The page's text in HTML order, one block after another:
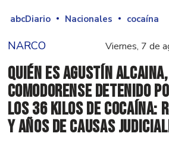
abcDiario Nacionales cocaína
NARCO Viernes, 7 de
Quién es Agustín
comodorense detenido
los 36 kilos de cocaína:
y años de causas